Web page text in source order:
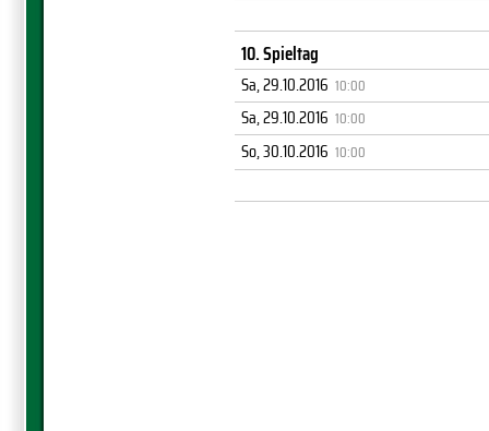
10. Spieltag
Sa, 29.10.2016 10:00
Sa, 29.10.2016 10:00
So, 30.10.2016 10:00